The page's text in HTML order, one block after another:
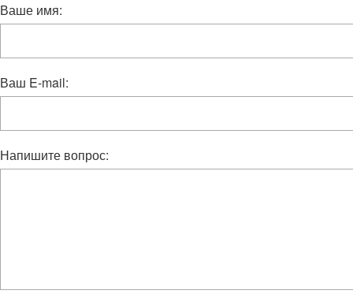
Ваше имя:
Ваш E-mail:
Напишите вопрос: